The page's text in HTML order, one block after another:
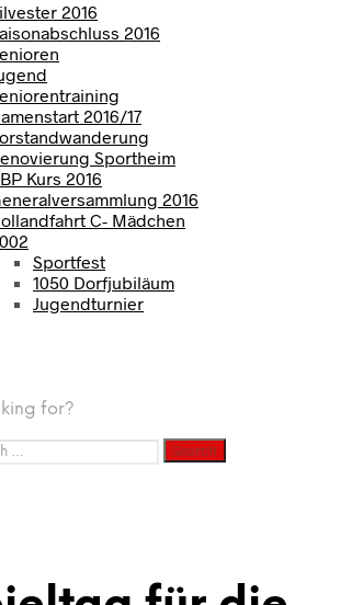
2016
2016
2016/17
Sportheim
Kurs 2016
2016
C- Mädchen
Sportfest
1050 Dorfjubiläum
Jugendturnier
for?